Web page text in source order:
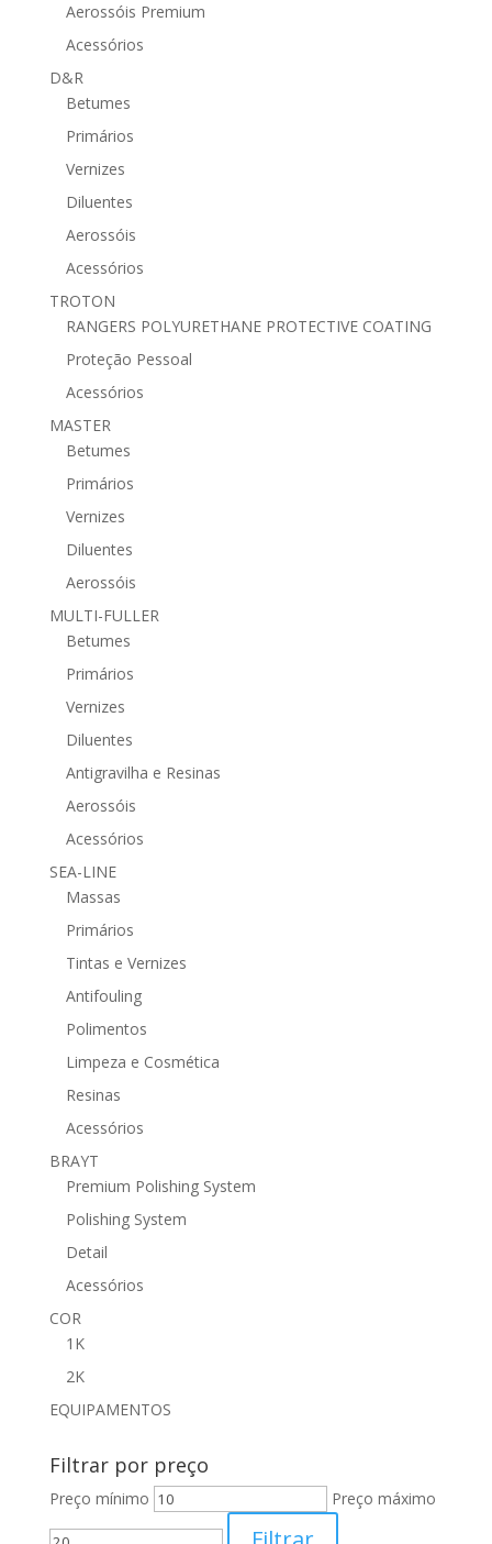
Aerossóis Premium
Acessórios
D&R
Betumes
Primários
Vernizes
Diluentes
Aerossóis
Acessórios
TROTON
RANGERS POLYURETHANE PROTECTIVE COATING
Proteção Pessoal
Acessórios
MASTER
Betumes
Primários
Vernizes
Diluentes
Aerossóis
MULTI-FULLER
Betumes
Primários
Vernizes
Diluentes
Antigravilha e Resinas
Aerossóis
Acessórios
SEA-LINE
Massas
Primários
Tintas e Vernizes
Antifouling
Polimentos
Limpeza e Cosmética
Resinas
Acessórios
BRAYT
Premium Polishing System
Polishing System
Detail
Acessórios
COR
1K
2K
EQUIPAMENTOS
Filtrar por preço
Preço mínimo Preço máximo